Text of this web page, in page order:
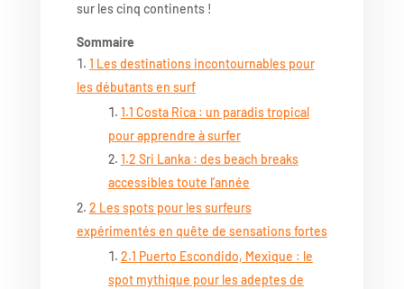
sur les cinq continents !
Sommaire
1 Les destinations incontournables pour
les débutants en surf
1.1 Costa Rica : un paradis tropical
pour apprendre à surfer
1.2 Sri Lanka : des beach breaks
accessibles toute l’année
2 Les spots pour les surfeurs
expérimentés en quête de sensations fortes
2.1 Puerto Escondido, Mexique : le
spot mythique pour les adeptes de